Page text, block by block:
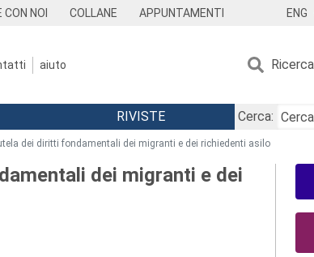
CON NOI COLLANE APPUNTAMENTI ENG
aiuto
RIVISTE
Cerca:
dei diritti fondamentali dei migranti e dei richiedenti asilo
dei migranti e dei